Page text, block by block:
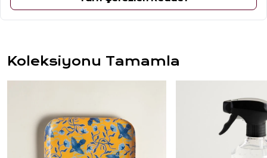
ÜRÜN YORUMLARI
Koleksiyonu Tamamla